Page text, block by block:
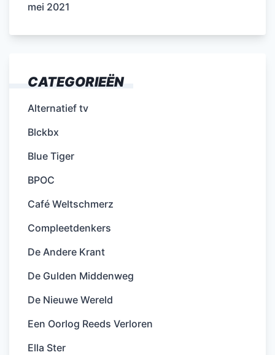
mei 2021
CATEGORIEËN
Alternatief tv
Blckbx
Blue Tiger
BPOC
Café Weltschmerz
Compleetdenkers
De Andere Krant
De Gulden Middenweg
De Nieuwe Wereld
Een Oorlog Reeds Verloren
Ella Ster